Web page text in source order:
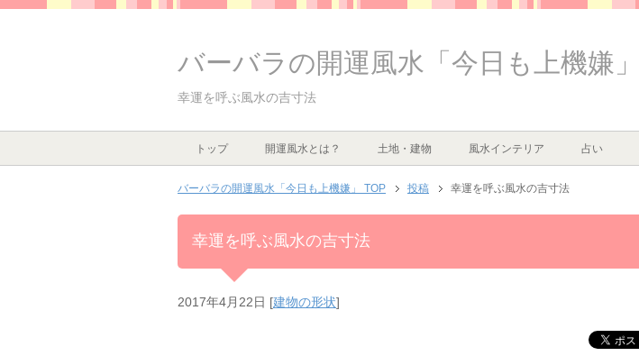
バーバラの開運風水「今日も上機嫌」
幸運を呼ぶ風水の吉寸法
トップ 開運風水とは？ 土地・建物 風水インテリア 占い
バーバラの開運風水「今日も上機嫌」 TOP 投稿 幸運を呼ぶ風水の吉寸法
幸運を呼ぶ風水の吉寸法
2017年4月22日 [建物の形状]